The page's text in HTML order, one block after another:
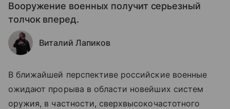
Вооружение военных получит серьезный
толчок вперед.
Виталий Лапиков
В ближайшей перспективе российские военные
ожидают прорыва в области новейших систем
оружия, в частности, сверхвысокочастотного